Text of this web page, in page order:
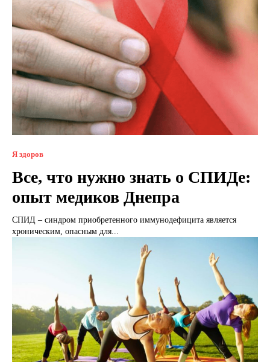
Я здоров
Все, что нужно знать о СПИДе:
опыт медиков Днепра
СПИД – синдром приобретенного иммунодефицита является
хроническим, опасным для...